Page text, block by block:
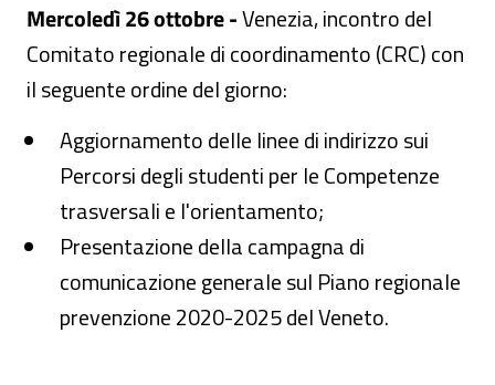
Mercoledì 26 ottobre -Venezia, incontro del
Comitato regionale di coordinamento (CRC) con
il seguente ordine del giorno:
Aggiornamento delle linee di indirizzo sui
Percorsi degli studenti per le Competenze
trasversali e l'orientamento;
Presentazione della campagna di
comunicazione generale sul Piano regionale
prevenzione 2020-2025 del Veneto.